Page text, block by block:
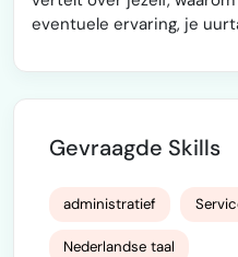
eventuele ervaring, je
Gevraagde Skills
administratief
Nederlandse taal